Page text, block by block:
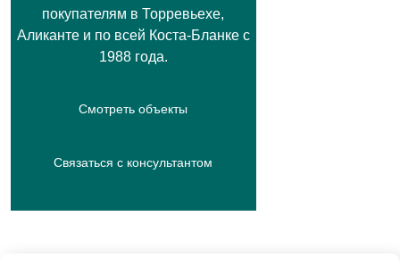
покупателям в Торревьехе,
Аликанте и по всей Коста-Бланке с
1988 года.
Смотреть объекты
Связаться с консультантом